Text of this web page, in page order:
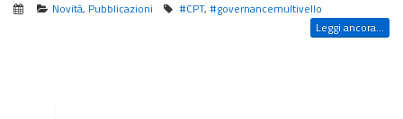
Novità, Pubblicazioni #CPT,#governancemultivello
Leggi ancora...